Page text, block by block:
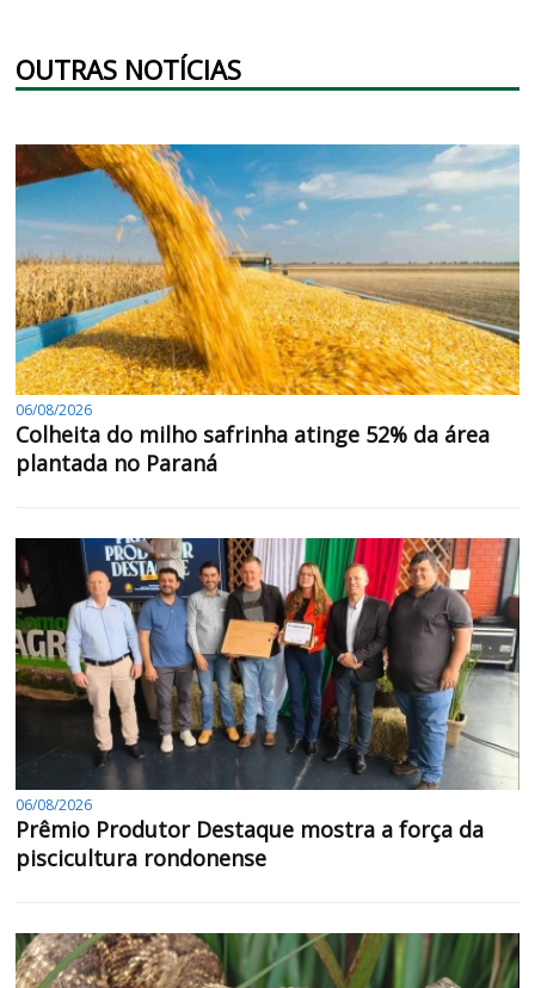
OUTRAS NOTÍCIAS
06/08/2026
Colheita do milho safrinha atinge 52% da área
plantada no Paraná
06/08/2026
Prêmio Produtor Destaque mostra a força da
piscicultura rondonense